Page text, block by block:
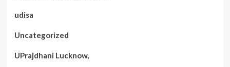
udisa
Uncategorized
UPrajdhani Lucknow,